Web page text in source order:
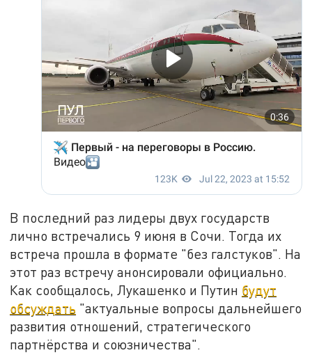
В последний раз лидеры двух государств
лично встречались 9 июня в Сочи. Тогда их
встреча прошла в формате "без галстуков". На
этот раз встречу анонсировали официально.
Как сообщалось, Лукашенко и Путин будут
обсуждать "актуальные вопросы дальнейшего
развития отношений, стратегического
партнёрства и союзничества".